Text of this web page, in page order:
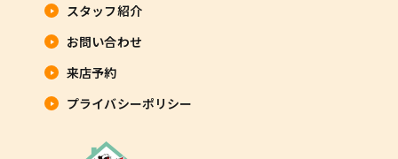
スタッフ紹介
お問い合わせ
来店予約
プライバシーポリシー